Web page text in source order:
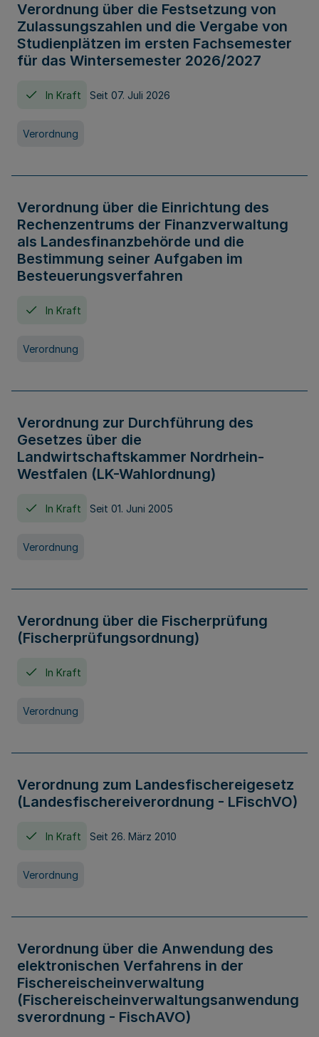
Verordnung über die Festsetzung von
Zulassungszahlen und die Vergabe von
Studienplätzen im ersten Fachsemester
für das Wintersemester 2026/2027
In Kraft Seit 07. Juli 2026
Verordnung
Verordnung über die Einrichtung des
Rechenzentrums der Finanzverwaltung
als Landesfinanzbehörde und die
Bestimmung seiner Aufgaben im
Besteuerungsverfahren
In Kraft
Verordnung
Verordnung zur Durchführung des
Gesetzes über die
Landwirtschaftskammer Nordrhein-
Westfalen (LK-Wahlordnung)
In Kraft Seit 01. Juni 2005
Verordnung
Verordnung über die Fischerprüfung
(Fischerprüfungsordnung)
In Kraft
Verordnung
Verordnung zum Landesfischereigesetz
(Landesfischereiverordnung - LFischVO)
In Kraft Seit 26. März 2010
Verordnung
Verordnung über die Anwendung des
elektronischen Verfahrens in der
Fischereischeinverwaltung
(Fischereischeinverwaltungsanwendung
sverordnung - FischAVO)